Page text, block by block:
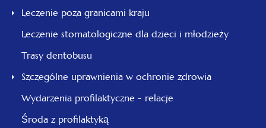
Leczenie poza granicami kraju
Leczenie stomatologiczne dla dzieci i młodzieży
Trasy dentobusu
Szczególne uprawnienia w ochronie zdrowia
Wydarzenia profilaktyczne - relacje
Środa z profilaktyką